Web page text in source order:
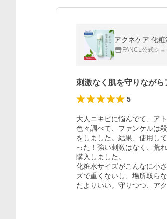
アクネケア 化
FANCL公式シ
刺激なく肌を守りながら
5
大人ニキビに悩んでて、ア
色々調べて、ファンケルは
をしました。結果、使用し
った！強い刺激はなく、荒
購入しました。
化粧水サイズがこんなに小
ズで重くないし、場所取ら
たよりいい。守りつつ、ア